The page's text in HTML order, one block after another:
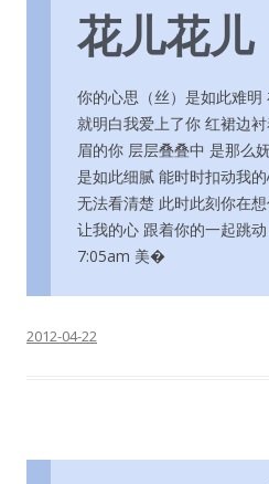
花儿花儿
你的心思（丝）是如此难
就明白我爱上了你 红裙边
眉的你 层层叠叠中 是那么
是如此细腻 能时时扣动我
无法看清楚 此时此刻你在
让我的心 跟着你的一起跳
7:05am 美�
2012-04-22